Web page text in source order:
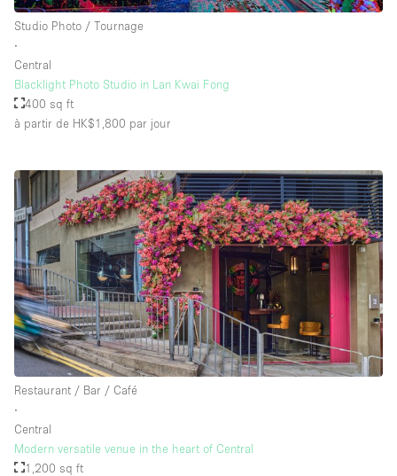
Studio Photo / Tournage
∙
Central
Blacklight Photo Studio in Lan Kwai Fong
400 sq ft
à partir de HK$1,800 par jour
Restaurant / Bar / Café
∙
Central
Modern versatile venue in the heart of Central
1,200 sq ft